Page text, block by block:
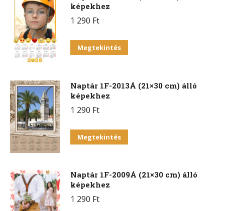
képekhez
1 290 Ft
Megtekintés
Naptár 1F-2013Á (21×30 cm) álló
képekhez
1 290 Ft
Megtekintés
Naptár 1F-2009Á (21×30 cm) álló
képekhez
1 290 Ft